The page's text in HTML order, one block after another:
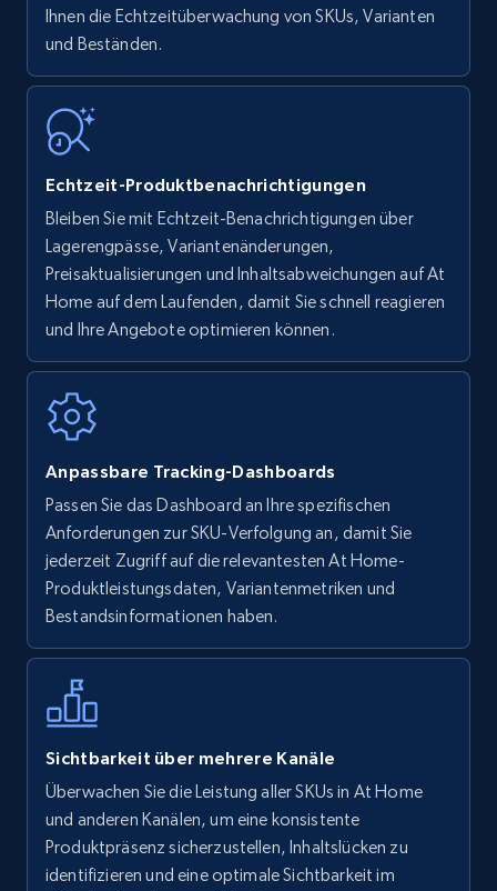
Title, Seller name, Brand, Description, Initial
price, Currency, Availability, Reviews count, and
35.2K+
Amazon Reviews
URL, Product name, Product rating, Product
rating object, Product rating max, Rating,
Author name, Asin, and more.
URL, Final price, Sku, Currency, Gtin,
Specifications, Image urls, Top reviews, and
more.
using specific category URL
URL, Final price, Sku, Currency, Gtin,
Specifications, Image urls, Top reviews, and
more.
Ihnen die Echtzeitüberwachung von SKUs, Varianten
und Beständen.
Echtzeit-Produktbenachrichtigungen
Bleiben Sie mit Echtzeit-Benachrichtigungen über
Lagerengpässe, Variantenänderungen,
Preisaktualisierungen und Inhaltsabweichungen auf At
Home auf dem Laufenden, damit Sie schnell reagieren
und Ihre Angebote optimieren können.
Anpassbare Tracking-Dashboards
Passen Sie das Dashboard an Ihre spezifischen
Anforderungen zur SKU-Verfolgung an, damit Sie
jederzeit Zugriff auf die relevantesten At Home-
Produktleistungsdaten, Variantenmetriken und
Bestandsinformationen haben.
Sichtbarkeit über mehrere Kanäle
Überwachen Sie die Leistung aller SKUs in At Home
und anderen Kanälen, um eine konsistente
Produktpräsenz sicherzustellen, Inhaltslücken zu
identifizieren und eine optimale Sichtbarkeit im